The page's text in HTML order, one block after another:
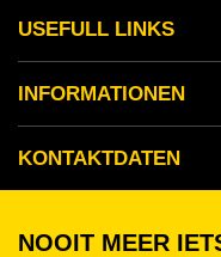
USEFULL LINKS
INFORMATIONEN
KONTAKTDATEN
NOOIT MEER